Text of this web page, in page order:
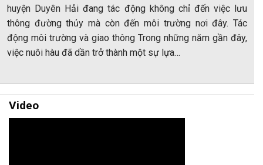
huyện Duyên Hải đang tác động không chỉ đến việc lưu
thông đường thủy mà còn đến môi trường nơi đây. Tác
động môi trường và giao thông Trong những năm gần đây,
việc nuôi hàu đã dần trở thành một sự lựa…
Video